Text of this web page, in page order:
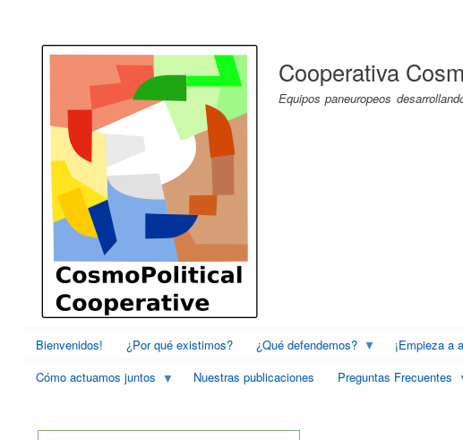
usuario
Cooperativa
Equipos paneuropeos
Bienvenidos! ¿Por qué existimos? ¿Qué defendemos? ¡Empieza a
Cómo actuamos juntos
Nuestras publicaciones Preguntas Frecuentes